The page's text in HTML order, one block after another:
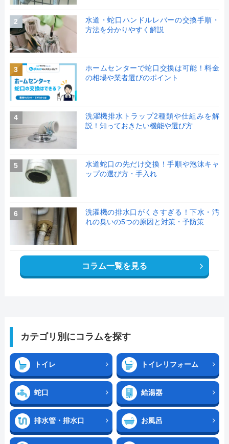
2
水道・蛇口ハンドルレバーの交換手順・
方法を分かりやすく解説
3
ホームセンターで蛇口交換は可能！料金
の相場や業者選びのポイント
4
洗濯機排水トラップ2種類や仕組みを解
説！知っておきたい機能や選び方
5
水道蛇口の先だけ交換！手順や泡沫キャ
ップの選び方・手入れ
6
洗濯機の排水口がくさすぎる！下水・汚
れの臭いの5つの原因と対策・予防策
コラム一覧を見る
カテゴリ別にコラムを探す
トイレ トイレリフォーム
蛇口 給湯器
排水管・排水口 お風呂